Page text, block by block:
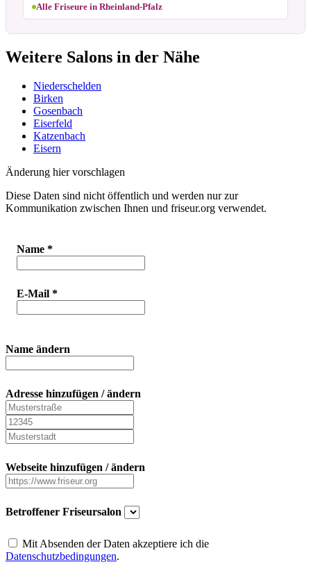
Alle Friseure in Rheinland-Pfalz
Weitere Salons in der Nähe
Niederschelden
Birken
Gosenbach
Eiserfeld
Katzenbach
Eisern
Änderung hier vorschlagen
Diese Daten sind nicht öffentlich und werden nur zur
Kommunikation zwischen Ihnen und friseur.org verwendet.
Name *
E-Mail *
Name ändern
Adresse hinzufügen / ändern
Webseite hinzufügen / ändern
Betroffener Friseursalon
Mit Absenden der Daten akzeptiere ich die
Datenschutzbedingungen.